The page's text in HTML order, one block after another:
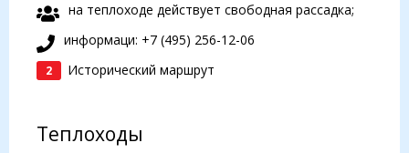
на теплоходе действует свободная рассадка;
информаци: +7 (495) 256-12-06
2 Исторический маршрут
Теплоходы